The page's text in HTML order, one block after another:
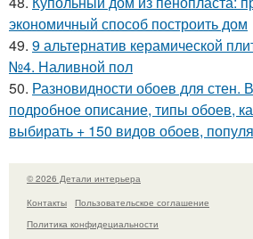
экономичный способ построить дом
49. 9 альтернатив керамической
№4. Наливной пол
50. Разновидности обоев для стен.
подробное описание, типы обоев,
выбирать + 150 видов обоев,
© 2026 Детали интерьера
Контакты
Пользовательское соглашение
Политика конфидециальности